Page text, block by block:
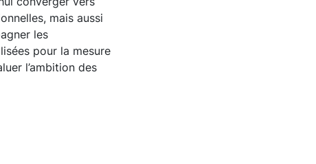
mais aussi
les
pour la mesure
l’ambition des